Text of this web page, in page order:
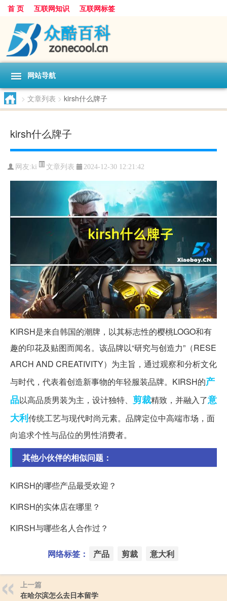
首 页 互联网知识 互联网标签
网站导航
> 文章列表 > kirsh什么牌子
kirsh什么牌子
网友: ki 文章列表 2024-12-30 12:21:42
KIRSH是来自韩国的潮牌，以其标志性的樱桃LOGO和有
趣的印花及贴图而闻名。该品牌以“研究与创造力”（RESE
ARCH AND CREATIVITY）为主旨，通过观察和分析文化
与时代，代表着创造新事物的年轻服装品牌。KIRSH的产
品以高品质男装为主，设计独特、 剪裁精致，并融入了意
大利传统工艺与现代时尚元素。品牌定位中高端市场，面
向追求个性与品位的男性消费者。
其他小伙伴的相似问题：
KIRSH的哪些产品最受欢迎？
KIRSH的实体店在哪里？
KIRSH与哪些名人合作过？
网络标签： 产品 剪裁 意大利
上一篇
在哈尔滨怎么去日本留学